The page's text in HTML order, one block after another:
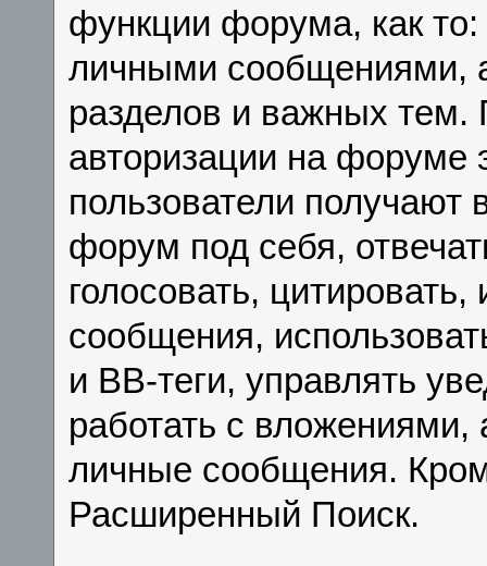
функции форума, как
личными сообщениями,
разделов и важных тем.
авторизации на форуме
пользователи получают
форум под себя,
голосовать,
сообщения,
и BB-теги, управлять
работать с вложениями,
личные сообщения.
Расширенный Поиск.